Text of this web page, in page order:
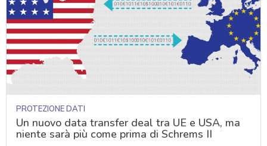
PROTEZIONE DATI
Un nuovo data transfer deal tra UE e USA, ma
niente sarà più come prima di Schrems II